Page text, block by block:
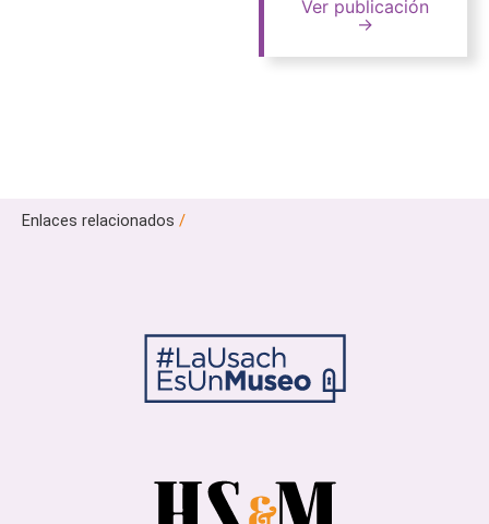
Ver publicación
→
Enlaces relacionados /